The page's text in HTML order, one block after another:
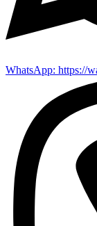
WhatsApp: https://